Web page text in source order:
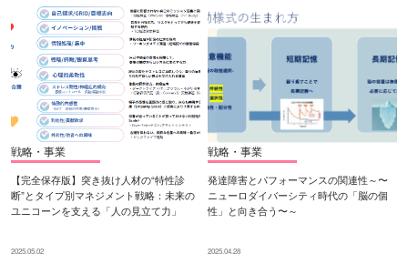
戦略・事業
【完全保存版】突き抜け人材の“特性診
断”とタイプ別マネジメント戦略：未来の
ユニコーンを支える「人の見立て力」
2025.05.02
戦略・事業
発達障害とパフォーマンスの関連性～〜
ニューロダイバーシティ時代の「脳の個
性」と向き合う〜～
2025.04.28